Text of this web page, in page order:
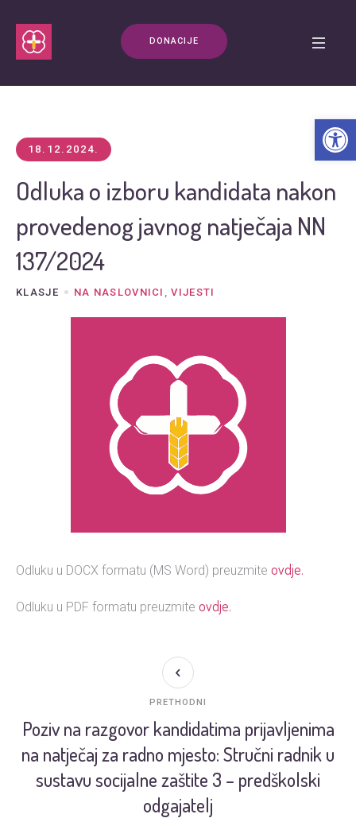
DONACIJE
18.12.2024.
Odluka o izboru kandidata nakon
provedenog javnog natječaja NN
137/2024
KLASJE NA NASLOVNICI ,VIJESTI
Odluku u DOCX formatu (MS Word) preuzmite ovdje.
Odluku u PDF formatu preuzmite ovdje.
Poziv na razgovor kandidatima prijavljenima
na natječaj za radno mjesto: Stručni radnik u
sustavu socijalne zaštite 3 – predškolski
odgajatelj
PRETHODNI